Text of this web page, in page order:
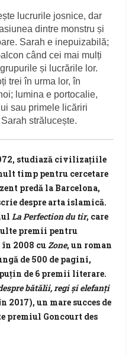
lucrurile josnice, dar
dintre monstru și
Sarah e inepuizabilă;
când cei mai mulți
și lucrările lor.
trei în urma lor, în
lumina e portocalie,
sau primele licăriri
strălucește.
studiază civilizațiile
timp pentru cercetare
predă la Barcelona,
despre arta islamică.
La Perfection du tir, care
premii pentru
în 2008 cuZone, un roman
de 500 de pagini,
de 6 premii literare.
bătălii, regi și elefanți
2017), un mare succes de
premiul Goncourt des